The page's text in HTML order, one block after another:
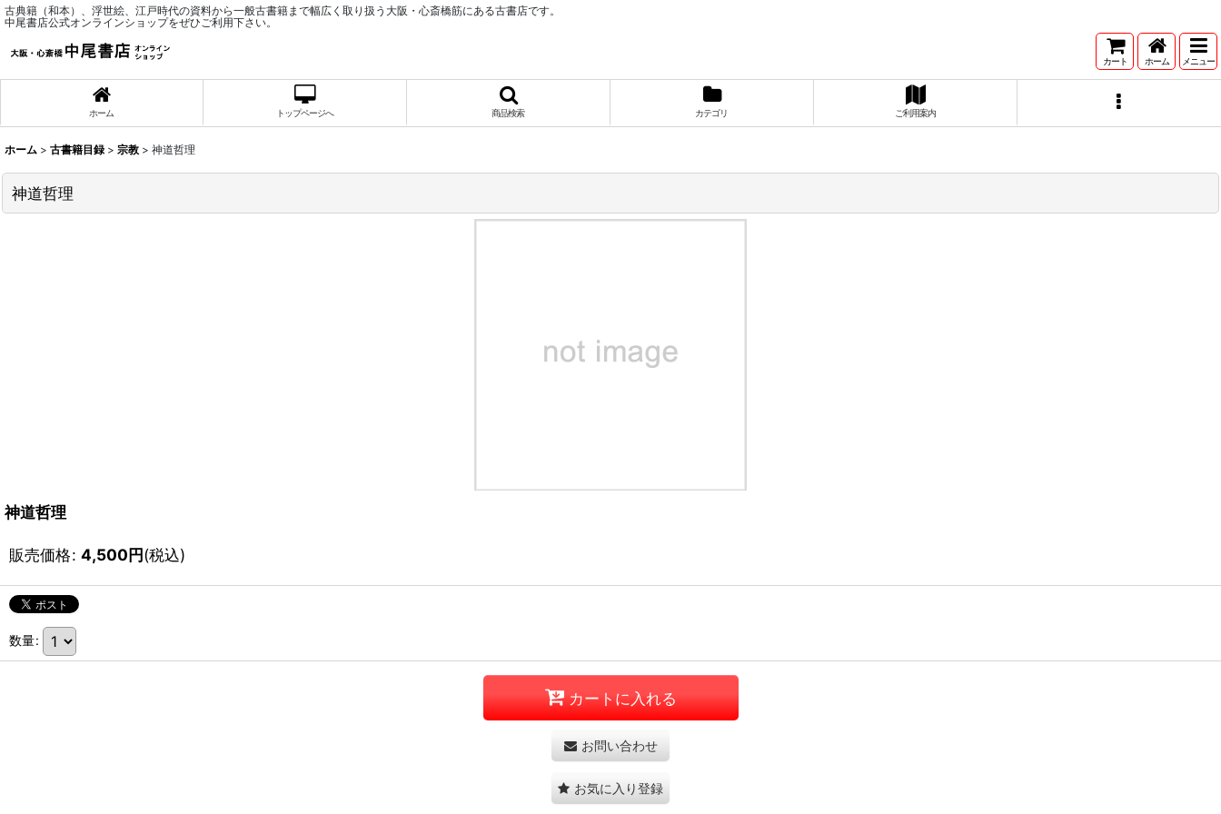
古典籍（和本）、浮世絵、江戸時代の資料から一般古書籍まで幅広く取り扱う大阪・心斎橋筋にある古書店です。
中尾書店公式オンラインショップをぜひご利用下さい。
カート ホーム メニュー
ホーム トップページへ 商品検索 カテゴリ ご利用案内
ホーム > 古書籍目録 > 宗教 > 神道哲理
神道哲理
神道哲理
販売価格: 4,500円(税込)
数量:
カートに入れる
お問い合わせ
お気に入り登録